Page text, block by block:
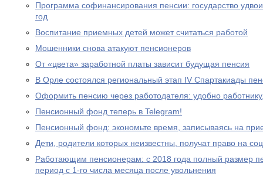
Программа софинансирования пенсии: государство
год
Воспитание приемных детей может считаться работой
Мошенники снова атакуют пенсионеров
От «цвета» заработной платы зависит будущая пенсия
В Орле состоялся региональный этап IV Спартакиады
Оформить пенсию через работодателя: удобно
Пенсионный фонд теперь в Telegram!
Пенсионный фонд: экономьте время, записываясь на
Дети, родители которых неизвестны, получат право на
Работающим пенсионерам: с 2018 года полный размер
период с 1-го числа месяца после увольнения